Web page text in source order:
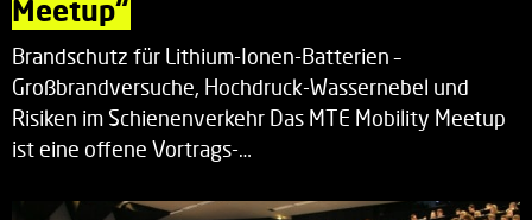
Meetup“
Brandschutz für Lithium-Ionen-Batterien –
Großbrandversuche, Hochdruck-Wassernebel und
Risiken im Schienenverkehr Das MTE Mobility Meetup
ist eine offene Vortrags-…